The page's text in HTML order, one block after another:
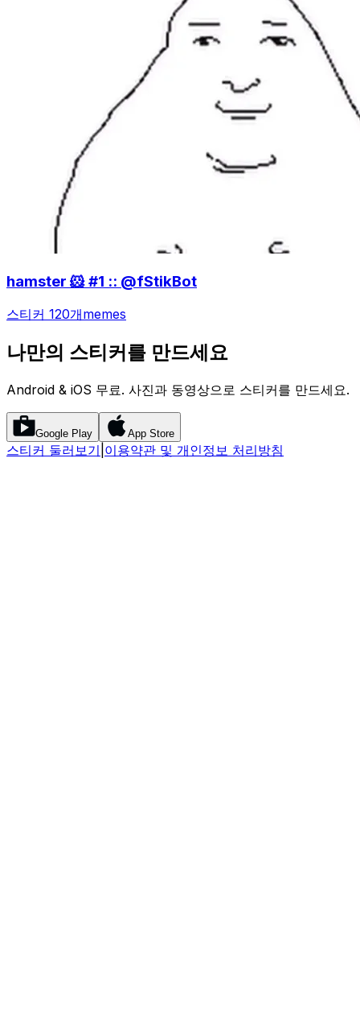
hamster 🐹 #1 :: @fStikBot
스티커 120개memes
나만의 스티커를 만드세요
Android & iOS 무료. 사진과 동영상으로 스티커를 만드세요.
Google Play App Store
스티커 둘러보기 이용약관 및 개인정보 처리방침